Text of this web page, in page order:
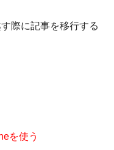
際に記事を移行する
を使う